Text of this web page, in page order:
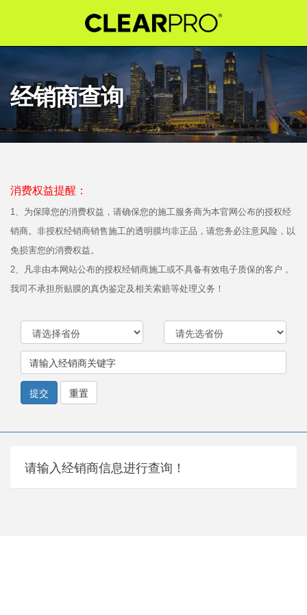
经销商查询
消费权益提醒：
1、为保障您的消费权益，请确保您的施工服务商为本官网公布的授权经
销商。非授权经销商销售施工的透明膜均非正品，请您务必注意风险，以
免损害您的消费权益。
2、凡非由本网站公布的授权经销商施工或不具备有效电子质保的客户，
我司不承担所贴膜的真伪鉴定及相关索赔等处理义务！
提交 重置
请输入经销商信息进行查询！